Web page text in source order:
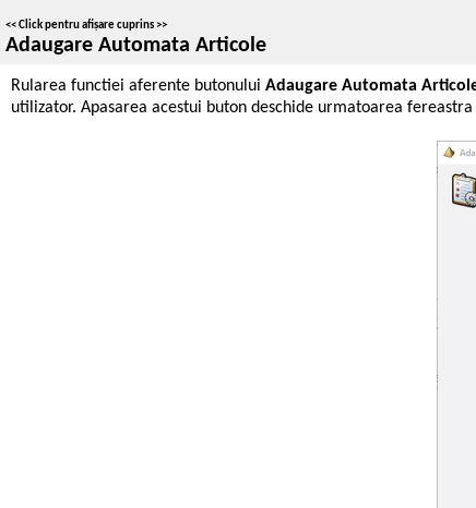
<<Click pentru afișare cuprins >>
Adaugare Automata Articole
Rularea functiei aferente butonului Adaugare Automata
utilizator. Apasarea acestui buton deschide urmatoarea